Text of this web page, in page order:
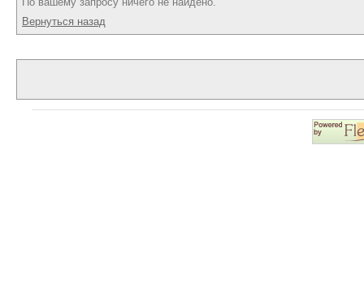
Вернуться назад